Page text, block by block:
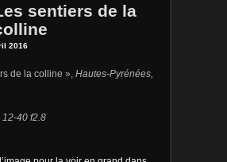
sentiers de la
2016
de la colline », Hautes-Pyrénées,
12-40 f2.8